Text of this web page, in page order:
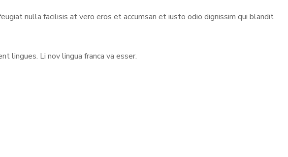
nulla facilisis at vero eros et accumsan et iusto odio dignissim qui blandit
lingues. Li nov lingua franca va esser.